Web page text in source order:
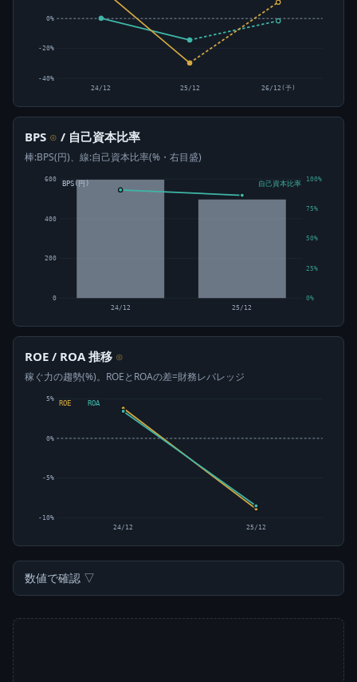
-40%
-20%
0%
24/12 25/12 26/12(予)
BPS ⊙ / 自己資本比率
棒:BPS(円)、線:自己資本比率(%・右目盛)
0
200
400
600
0%
25%
50%
75%
100%
24/12 25/12
BPS(円) 自己資本比率
ROE / ROA 推移 ⊙
稼ぐ力の趨勢(%)。ROEとROAの差=財務レバレッジ
-10%
-5%
0%
5%
ROE ROA
24/12 25/12
数値で確認 ▽